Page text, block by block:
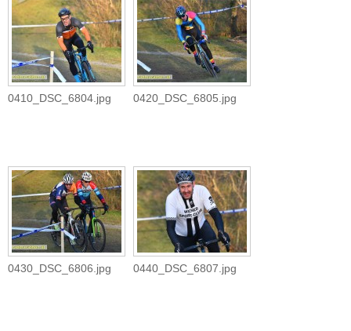
0410_DSC_6804.jpg 0420_DSC_6805.jpg
0430_DSC_6806.jpg 0440_DSC_6807.jpg